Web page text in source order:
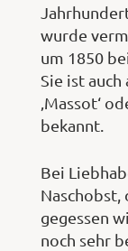
wurde
um 1850
Sie ist auch
‚Massot‘
bekannt.
Bei
gegessen
noch sehr